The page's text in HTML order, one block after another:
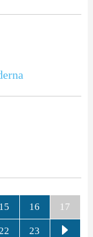
15 16 17
23